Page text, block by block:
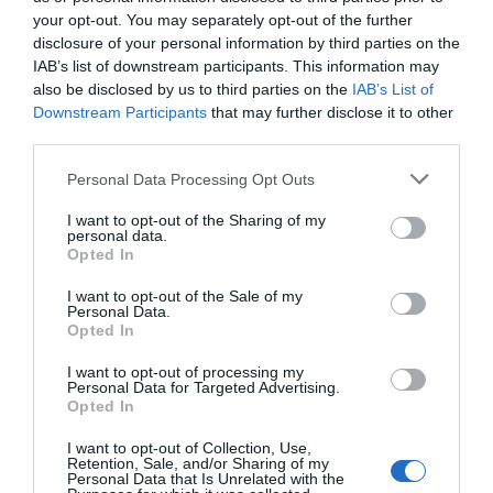
your opt-out. You may separately opt-out of the further
disclosure of your personal information by third parties on the
IAB’s list of downstream participants. This information may
also be disclosed by us to third parties on the IAB’s List of
Downstream Participants that may further disclose it to other
Personal Data Processing Opt Outs
I want to opt-out of the Sharing of my
personal data.
Opted In
I want to opt-out of the Sale of my
Personal Data.
Opted In
I want to opt-out of processing my
Personal Data for Targeted Advertising.
Opted In
I want to opt-out of Collection, Use,
Retention, Sale, and/or Sharing of my
Personal Data that Is Unrelated with the
referente al trabajar por el progreso social y
sostenible del Anoia; creando un impacto positivo
y promoviendo la igualdad de oportunidades,
llegando al consenso social.
AñadirVIA Empresa como fuente preferida
de Google de forma gratuita
Mantente informado con las últimas noticias de
actualidad